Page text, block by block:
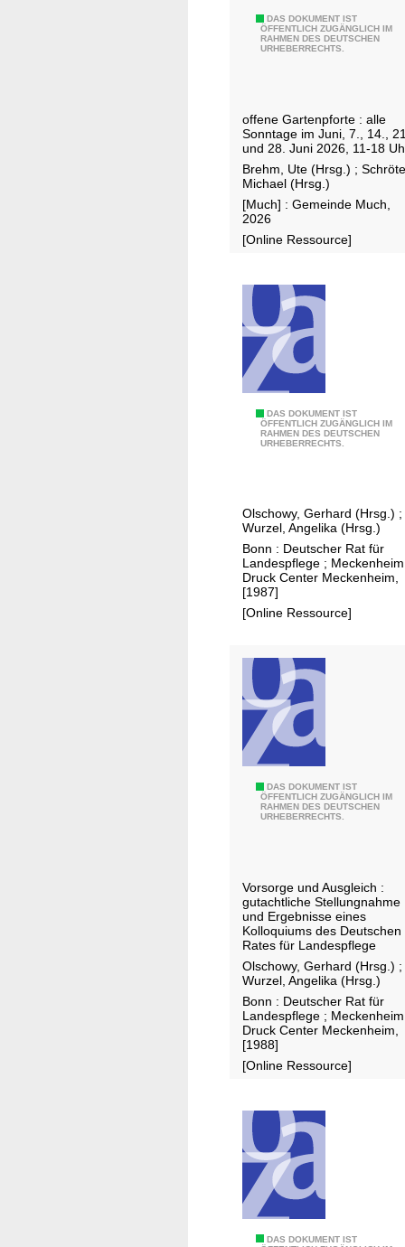
DAS DOKUMENT IST
ÖFFENTLICH ZUGÄNGLICH IM
RAHMEN DES DEUTSCHEN
URHEBERRECHTS.
s
c
h
e
G
a
r
t
u
r
offene Gartenpforte : alle
Sonntage im Juni, 7., 14.,
und 28. Juni 2026, 11-18
Brehm, Ute (Hrsg.) ;
Michael (Hrsg.)
[Much] : Gemeinde Much,
2026
[Online Ressource]
DAS DOKUMENT IST
ÖFFENTLICH ZUGÄNGLICH IM
RAHMEN DES DEUTSCHEN
URHEBERRECHTS.
r
e
D
e
u
t
e
R
a
a
n
d
e
s
p
f
l
e
Olschowy, Gerhard (Hrsg.) ;
Wurzel, Angelika (Hrsg.)
Bonn : Deutscher Rat für
Landespflege ;
Druck Center Meckenheim,
[1987]
[Online Ressource]
DAS DOKUMENT IST
ÖFFENTLICH ZUGÄNGLICH IM
RAHMEN DES DEUTSCHEN
URHEBERRECHTS.
i
f
f
e
i
n
N
a
t
n
d
L
a
Vorsorge und Ausgleich :
gutachtliche Stellungnahme
und Ergebnisse eines
Kolloquiums des Deutschen
Rates für Landespflege
Olschowy, Gerhard (Hrsg.) ;
Wurzel, Angelika (Hrsg.)
Bonn : Deutscher Rat für
Landespflege ;
Druck Center Meckenheim,
[1988]
[Online Ressource]
DAS DOKUMENT IST